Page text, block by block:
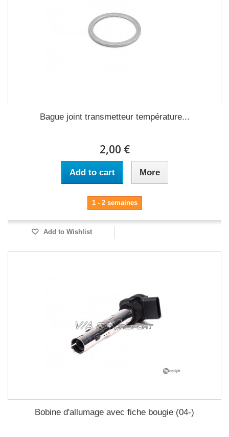
Bague joint transmetteur température...
2,00 €
Add to cart More
1 - 2 semaines
Add to Wishlist
Bobine d'allumage avec fiche bougie (04-)